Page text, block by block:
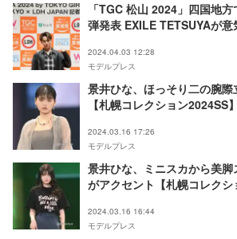
「TGC 松山 2024」四国地
弾発表 EXILE TETSUYAが意
2024.04.03 12:28
モデルプレス
景井ひな、ほっそり二の腕
【札幌コレクション2024SS】
2024.03.16 17:26
モデルプレス
景井ひな、ミニスカから美
がアクセント【札幌コレクシ
2024.03.16 16:44
モデルプレス